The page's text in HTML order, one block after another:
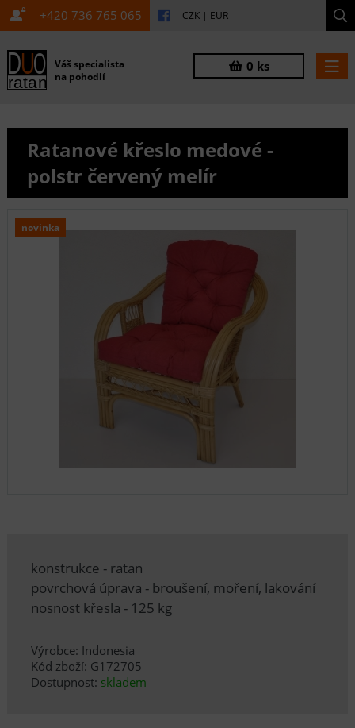
+420 736 765 065 CZK | EUR
Váš specialista
na pohodlí
0 ks
Ratanové křeslo medové -
polstr červený melír
novinka
konstrukce - ratan
povrchová úprava - broušení, moření, lakování
nosnost křesla - 125 kg
Výrobce: Indonesia
Kód zboží: G172705
Dostupnost: skladem